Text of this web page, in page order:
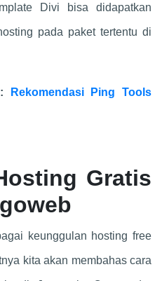
Divi bisa didapatkan
pada paket tertentu di
Rekomendasi Ping Tools
Gratis
keunggulan hosting free
kita akan membahas cara